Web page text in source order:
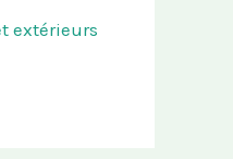
extérieurs